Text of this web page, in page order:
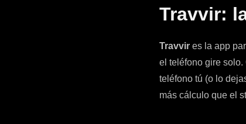
Travvir:
Travvir es la app
el teléfono gire solo.
teléfono tú (o lo
más cálculo que el